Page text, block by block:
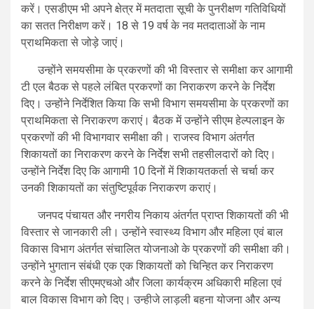
करें। एसडीएम भी अपने क्षेत्र में मतदाता सूची के पुनरीक्षण गतिविधियों
का सतत निरीक्षण करें। 18 से 19 वर्ष के नव मतदाताओं के नाम
प्राथमिकता से जोड़े जाएं।
उन्होंने समयसीमा के प्रकरणों की भी विस्तार से समीक्षा कर आगामी
टी एल बैठक से पहले लंबित प्रकरणों का निराकरण करने के निर्देश
दिए। उन्होंने निर्देशित किया कि सभी विभाग समयसीमा के प्रकरणों का
प्राथमिकता से निराकरण कराएं। बैठक में उन्होंने सीएम हेल्पलाइन के
प्रकरणों की भी विभागवार समीक्षा की। राजस्व विभाग अंतर्गत
शिकायतों का निराकरण करने के निर्देश सभी तहसीलदारों को दिए।
उन्होंने निर्देश दिए कि आगामी 10 दिनों में शिकायतकर्ता से चर्चा कर
उनकी शिकायतों का संतुष्टिपूर्वक निराकरण कराएं।
जनपद पंचायत और नगरीय निकाय अंतर्गत प्राप्त शिकायतों की भी
विस्तार से जानकारी ली। उन्होंने स्वास्थ्य विभाग और महिला एवं बाल
विकास विभाग अंतर्गत संचालित योजनाओ के प्रकरणों की समीक्षा की।
उन्होंने भुगतान संबंधी एक एक शिकायतों को चिन्हित कर निराकरण
करने के निर्देश सीएमएचओ और जिला कार्यक्रम अधिकारी महिला एवं
बाल विकास विभाग को दिए। उन्हीजे लाड़ली बहना योजना और अन्य